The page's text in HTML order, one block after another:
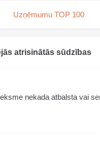
Uzņēmumu TOP 100
atrisinātās sūdzības
nekada atbalsta vai